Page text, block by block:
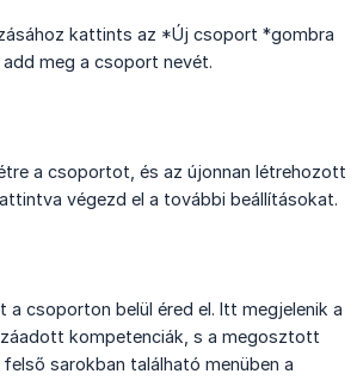
kattints az *Új csoport *gombra
meg a csoport nevét.
a csoportot, és az újonnan létrehozott
végezd el a további beállításokat.
a csoporton belül éred el. Itt megjelenik a
kompetenciák, s a megosztott
sarokban található menüben a